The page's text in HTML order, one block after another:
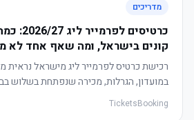
מדריכים
כרטיסים
קונים בישראל, ומה שאף אחד לא
רכישת כרטיס לפרמייר ליג מישראל נראית
במועדון, הגרלות, מכירה שנפתחת בשלוש
בדיוק כמה עולה כרטיס, מה ההבדל בין
מגיעים למשחק בלי כאב ראש.
TicketsBooking